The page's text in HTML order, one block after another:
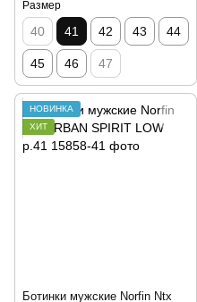
Размер
40 41 42 43 44
45 46 47
НОВИНКА
ХИТ
Ботинки мужские Norfin Ntx